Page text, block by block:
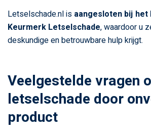
Letselschade.nl is aangesloten bij het
Keurmerk Letselschade, waardoor u
deskundige en betrouwbare hulp krijgt.
Veelgestelde vragen
letselschade door
product